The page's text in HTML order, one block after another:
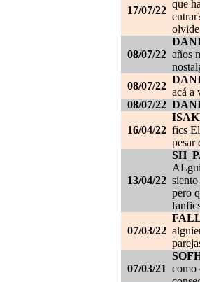
17/07/22
que
08/07/22 años
08/07/22
acá a
08/07/22
16/04/22 fics
pesar
13/04/22
pero
07/03/22
07/03/21 como